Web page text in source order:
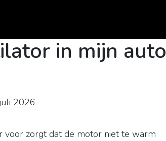
in mijn auto
2026
voor zorgt dat de motor niet te warm